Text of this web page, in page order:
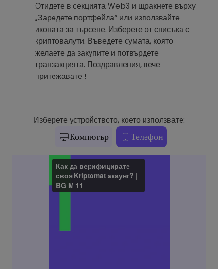
Отидете в секцията Web3 и щракнете върху
„Заредете портфейла“ или използвайте
иконата за търсене. Изберете от списъка с
криптовалути. Въведете сумата, която
желаете да закупите и потвърдете
транзакцията. Поздравления, вече
притежавате !
Изберете устройството, което използвате:
Компютър Телефон